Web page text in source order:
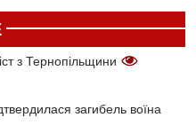
з Тернопільщини
загибель воїна